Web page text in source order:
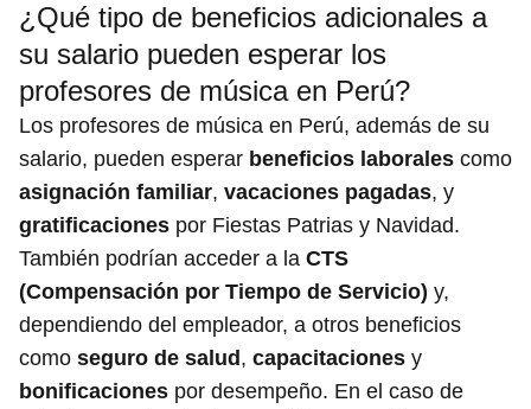
¿Qué tipo de beneficios adicionales a
su salario pueden esperar los
profesores de música en Perú?
Los profesores de música en Perú, además de su
salario, pueden esperar beneficios laborales como
asignación familiar, vacaciones pagadas, y
gratificaciones por Fiestas Patrias y Navidad.
También podrían acceder a la CTS
(Compensación por Tiempo de Servicio) y,
dependiendo del empleador, a otros beneficios
como seguro de salud , capacitaciones y
bonificaciones por desempeño. En el caso de